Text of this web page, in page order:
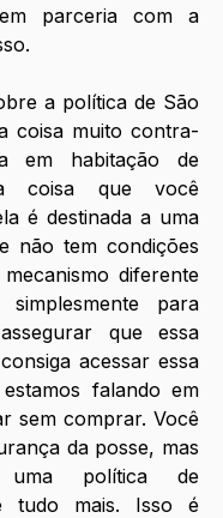
parceria com a
a política de São
coisa muito contra-
em habitação de
coisa que você
é destinada a uma
não tem condições
diferente
para
que essa
acessar essa
falando em
sem comprar. Você
da posse, mas
uma política de
tudo mais. Isso é